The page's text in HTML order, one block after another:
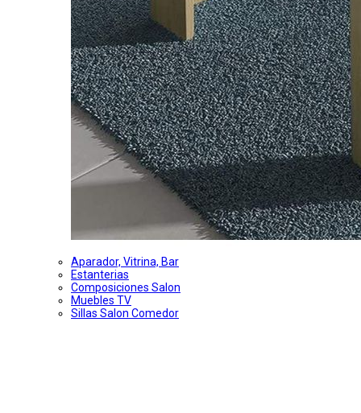
Aparador, Vitrina, Bar
Estanterias
Composiciones Salon
Muebles TV
Sillas Salon Comedor